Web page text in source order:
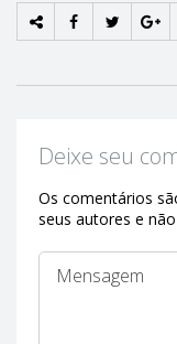
Deixe seu
Os comentários
seus autores e